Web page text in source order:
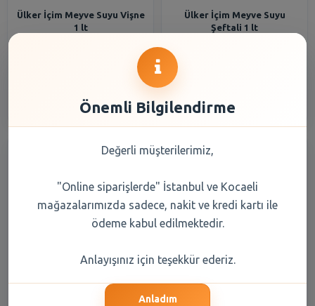
Ülker İçim Meyve Suyu Vişne
1 lt
Ülker İçim Meyve Suyu
Şeftali 1 lt
Şeftali 200 ml
Önemli Bilgilendirme
Değerli müşterilerimiz,
"Online siparişlerde" İstanbul ve Kocaeli
mağazalarımızda sadece, nakit ve kredi kartı ile
ödeme kabul edilmektedir.
Anlayışınız için teşekkür ederiz.
Anladım